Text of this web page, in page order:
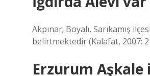
Akpınar; Boyalı, Sarıkamış
belirtmektedir (Kalafat, 2007:
Erzurum